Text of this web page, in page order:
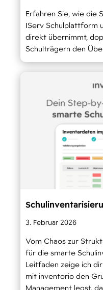
Erfahren Sie, wie die
IServ Schulplattform
direkt übernimmt,
Schulträgern den
3. Februar 2026
Vom Chaos zur
für die smarte
Leitfaden zeige ich
mit inventorio den
Management legst,